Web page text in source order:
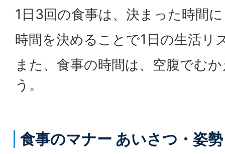
1日3回の食事は、決まった時間
時間を決めることで1日の生活リ
また、食事の時間は、空腹でむ
う。
食事のマナー あいさつ・姿勢